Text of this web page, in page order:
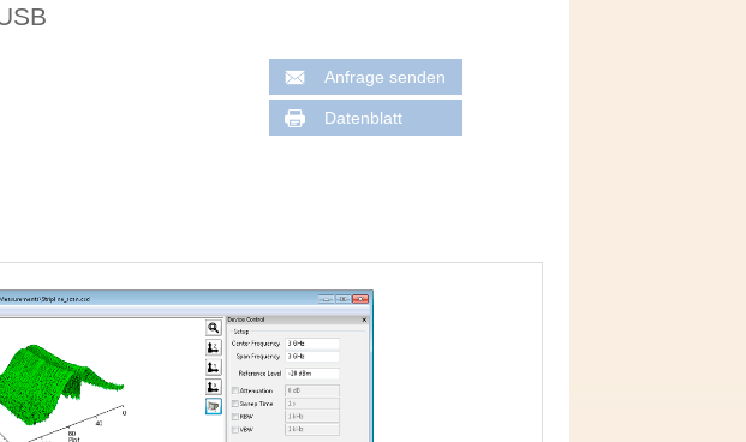
Anfrage senden
Datenblatt